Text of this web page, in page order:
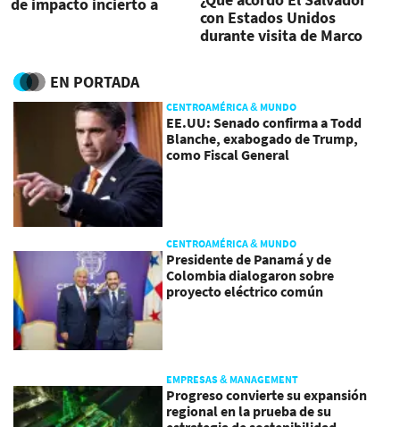
de impacto incierto a
con Estados Unidos
durante visita de Marco
EN PORTADA
CENTROAMÉRICA & MUNDO
EE.UU: Senado confirma a Todd
Blanche, exabogado de Trump,
como Fiscal General
CENTROAMÉRICA & MUNDO
Presidente de Panamá y de
Colombia dialogaron sobre
proyecto eléctrico común
EMPRESAS & MANAGEMENT
Progreso convierte su expansión
regional en la prueba de su